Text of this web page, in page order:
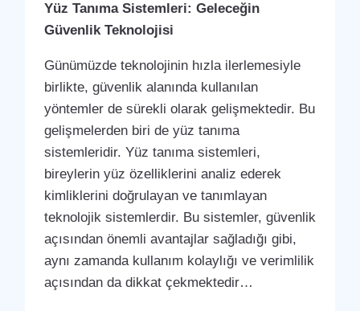
Yüz Tanıma Sistemleri: Geleceğin
Güvenlik Teknolojisi
Günümüzde teknolojinin hızla ilerlemesiyle
birlikte, güvenlik alanında kullanılan
yöntemler de sürekli olarak gelişmektedir. Bu
gelişmelerden biri de yüz tanıma
sistemleridir. Yüz tanıma sistemleri,
bireylerin yüz özelliklerini analiz ederek
kimliklerini doğrulayan ve tanımlayan
teknolojik sistemlerdir. Bu sistemler, güvenlik
açısından önemli avantajlar sağladığı gibi,
aynı zamanda kullanım kolaylığı ve verimlilik
açısından da dikkat çekmektedir…